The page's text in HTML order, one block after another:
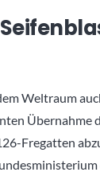
Weltraum
Übernahme
Fregatten